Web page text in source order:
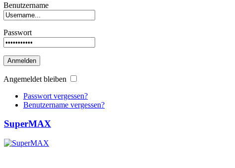
Benutzername
Passwort
Anmelden
Angemeldet bleiben
Passwort vergessen?
Benutzername vergessen?
SuperMAX